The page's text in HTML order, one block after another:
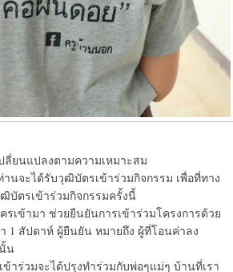
ลี่ยนแปลงตามความเหมาะสม
านจะได้รับวุฒิบัตรเข้าร่วมกิจกรรม เพื่อที่ทาง
บัตรเข้าร่วมกิจกรรมครั้งนี้
เข้ามา ช่วยยืนยันการเข้าร่วมโครงการด้วย
1 สัปดาห์ ผู้ยืนยัน หมายถึง ผู้ที่โอนค่าลง
น
ข้าร่วมจะได้ปรุงทำร่วมกับพ่อๆแม่ๆ บ้านที่เรา